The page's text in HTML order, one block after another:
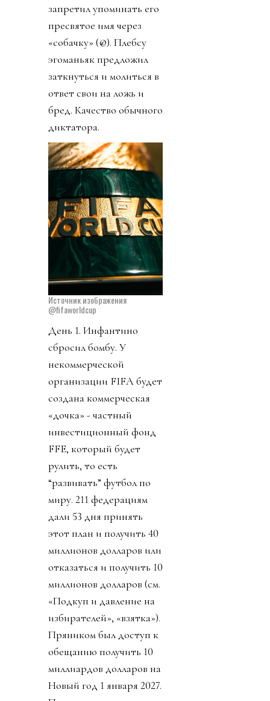
запретил упоминать его
пресвятое имя через
«собачку» (@). Плебсу
эгоманьяк предложил
заткнуться и молиться в
ответ свои на ложь и
бред. Качество обычного
диктатора.
Источник изображения
@fifaworldcup
День 1. Инфантино
сбросил бомбу. У
некоммерческой
организации FIFA будет
создана коммерческая
«дочка» - частный
инвестиционный фонд
FFE, который будет
рулить, то есть
“развивать” футбол по
миру. 211 федерациям
дали 53 дня принять
этот план и получить 40
миллионов долларов или
отказаться и получить 10
миллионов долларов (см.
«Подкуп и давление на
избирателей», «взятка»).
Пряником был доступ к
обещанию получить 10
миллиардов долларов на
Новый год 1 января 2027.